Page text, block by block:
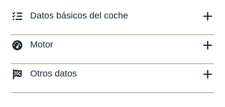
Datos básicos del coche
Marca y modelo:
Fecha de matriculación:
Kilómetros:504KM
Motor
Combustible: Gasolina
Otros datos